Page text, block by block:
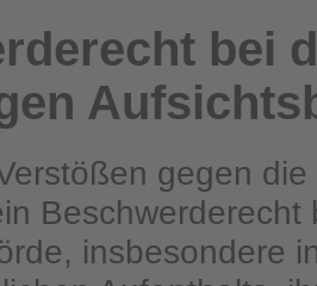
bei
gegen
Beschwerderecht
insbesondere